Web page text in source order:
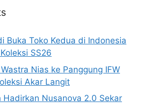
Buka Toko Kedua di Indonesia
SS26
Nias ke Panggung IFW
Akar Langit
Hadirkan Nusanova 2.0 Sekar